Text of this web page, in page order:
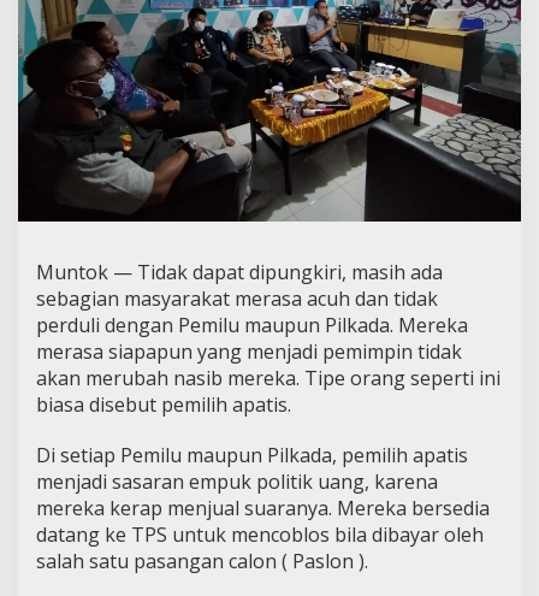
Muntok — Tidak dapat dipungkiri, masih ada
sebagian masyarakat merasa acuh dan tidak
perduli dengan Pemilu maupun Pilkada. Mereka
merasa siapapun yang menjadi pemimpin tidak
akan merubah nasib mereka. Tipe orang seperti ini
biasa disebut pemilih apatis.
Di setiap Pemilu maupun Pilkada, pemilih apatis
menjadi sasaran empuk politik uang, karena
mereka kerap menjual suaranya. Mereka bersedia
datang ke TPS untuk mencoblos bila dibayar oleh
salah satu pasangan calon ( Paslon ).